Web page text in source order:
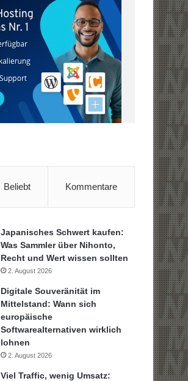
Beliebt Kommentare
Japanisches Schwert kaufen:
Was Sammler über Nihonto,
Recht und Wert wissen sollten
2. August 2026
Digitale Souveränität im
Mittelstand: Wann sich
europäische
Softwarealternativen wirklich
lohnen
2. August 2026
Viel Traffic, wenig Umsatz: